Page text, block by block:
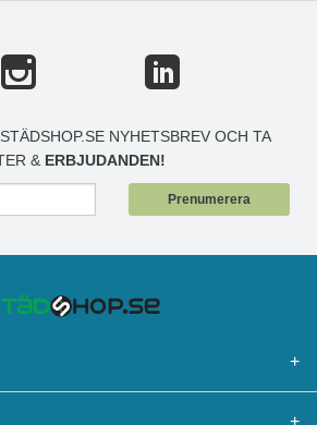
NYHETSBREV OCH TA
& ERBJUDANDEN!
Prenumerera
+